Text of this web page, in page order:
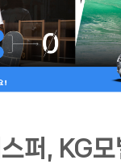
퍼, KG